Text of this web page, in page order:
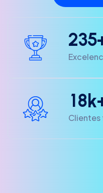
235
18